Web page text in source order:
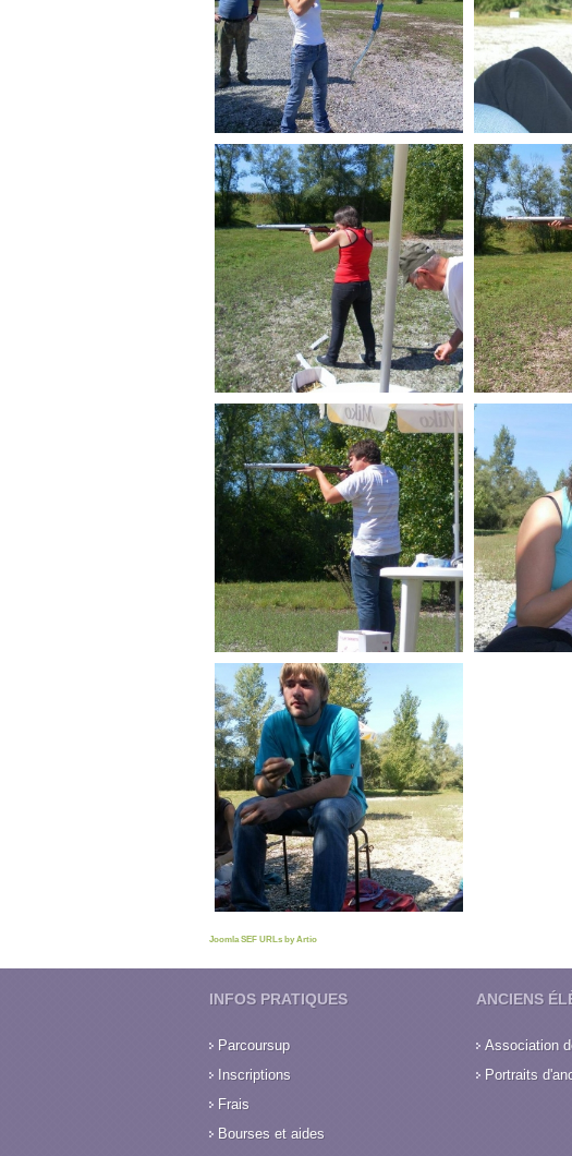
Joomla SEF URLs by Artio
INFOS PRATIQUES
Parcoursup
Inscriptions
Frais
Bourses et aides
ANCIENS
Association
Portraits